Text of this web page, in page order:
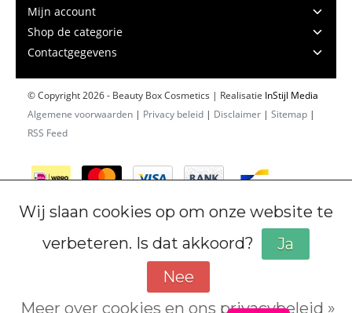
Mijn account
Shop de categorie
Contactgegevens
© Copyright 2026 - Beauty Box Cosmetics | Realisatie InStijl Media
Algemene voorwaarden | Privacy beleid | Disclaimer | Sitemap |
RSS Feed
Wij slaan cookies op om onze website te
verbeteren. Is dat akkoord?
Ja
Nee
Meer over cookies en ons privacybeleid »